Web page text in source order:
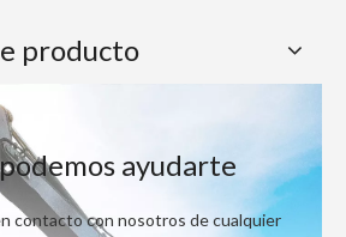
producto
ayudarte
contacto con nosotros de cualquier